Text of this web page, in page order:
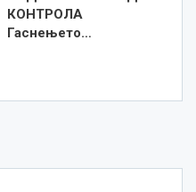
КОНТРОЛА
Гаснењето…